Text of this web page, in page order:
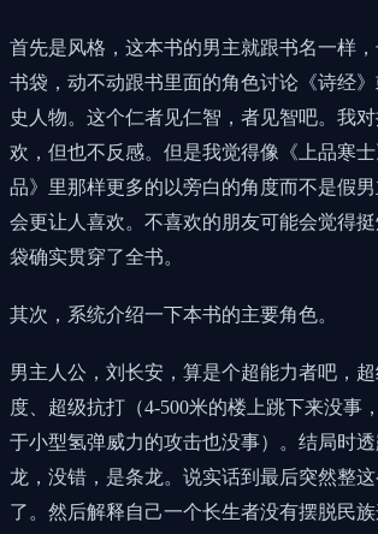
首先是风格，这本书的男主就跟书名一样
书袋，动不动跟书里面的角色讨论《诗经
史人物。这个仁者见仁智，者见智吧。我
欢，但也不反感。但是我觉得像《上品寒
品》里那样更多的以旁白的角度而不是假
会更让人喜欢。不喜欢的朋友可能会觉得
袋确实贯穿了全书。
其次，系统介绍一下本书的主要角色。
男主人公，刘长安，算是个超能力者吧，
度、超级抗打（4-500米的楼上跳下来没事
于小型氢弹威力的攻击也没事）。结局时
龙，没错，是条龙。说实话到最后突然整
了。然后解释自己一个长生者没有摆脱民